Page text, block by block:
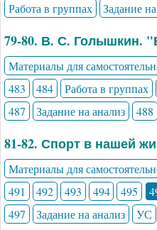
Работа в группах Задание
79-80. В. С. Голышкин.
Материалы для
483
484 Работа в группах
487
Задание на анализ 488
81-82. Спорт в нашей
Материалы для
491
492 493 494 495
497
Задание на анализ УС